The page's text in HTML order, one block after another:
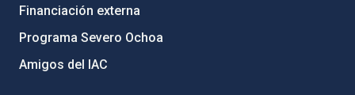
Financiación externa
Programa Severo Ochoa
Amigos del IAC